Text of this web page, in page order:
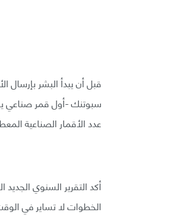
قبل أن يبدأ البشر بإرسال
عدد الأقمار الصناعية
أكد التقرير السنوي
الخطوات لا تساير في